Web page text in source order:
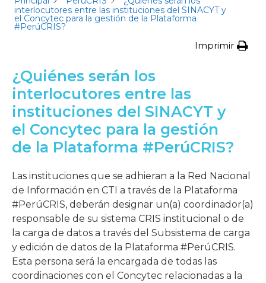
interlocutores entre las instituciones del SINACYT y
el Concytec para la gestión de la Plataforma
#PerúCRIS?
Imprimir
¿Quiénes serán los
interlocutores entre las
instituciones del SINACYT y
el Concytec para la gestión
de la Plataforma #PerúCRIS?
Las instituciones que se adhieran a la Red Nacional
de Información en CTI a través de la Plataforma
#PerúCRIS, deberán designar un(a) coordinador(a)
responsable de su sistema CRIS institucional o de
la carga de datos a través del Subsistema de carga
y edición de datos de la Plataforma #PerúCRIS.
Esta persona será la encargada de todas las
coordinaciones con el Concytec relacionadas a la